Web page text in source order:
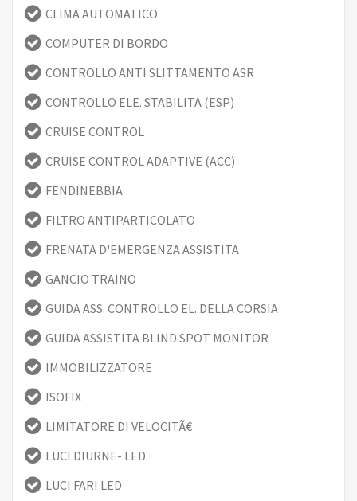
CLIMA AUTOMATICO
COMPUTER DI BORDO
CONTROLLO ANTI SLITTAMENTO ASR
CONTROLLO ELE. STABILITA (ESP)
CRUISE CONTROL
CRUISE CONTROL ADAPTIVE (ACC)
FENDINEBBIA
FILTRO ANTIPARTICOLATO
FRENATA D'EMERGENZA ASSISTITA
GANCIO TRAINO
GUIDA ASS. CONTROLLO EL. DELLA CORSIA
GUIDA ASSISTITA BLIND SPOT MONITOR
IMMOBILIZZATORE
ISOFIX
LIMITATORE DI VELOCITÃ€
LUCI DIURNE- LED
LUCI FARI LED